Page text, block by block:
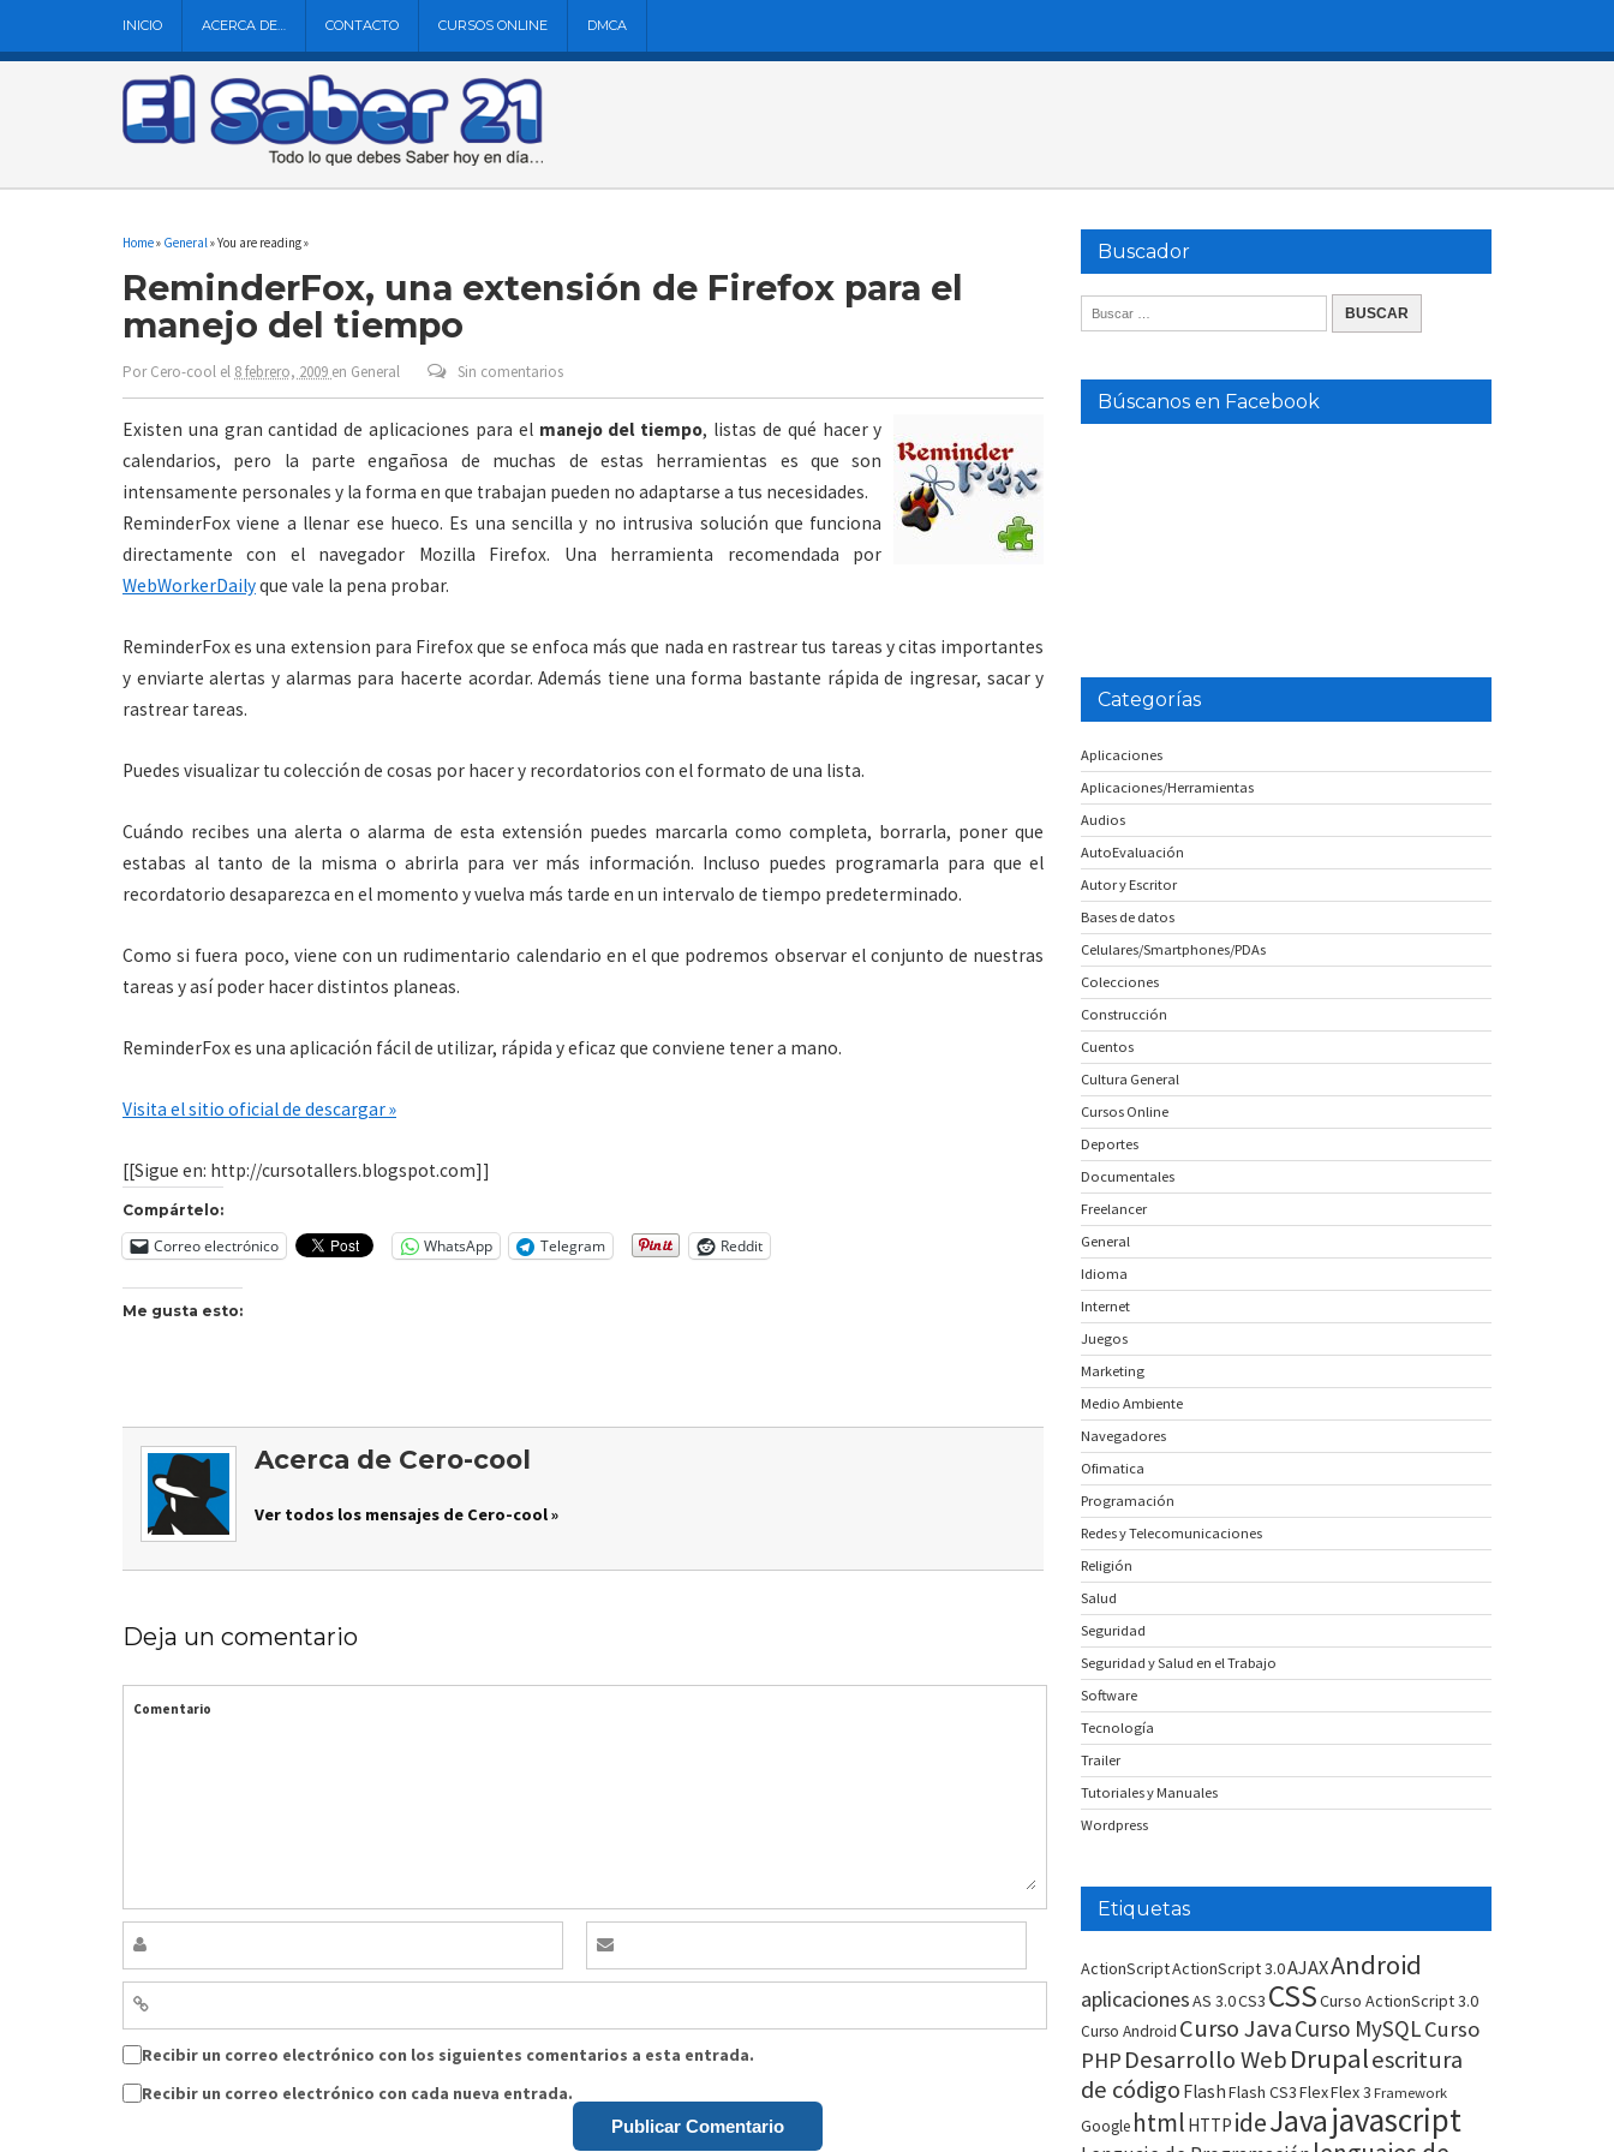
INICIO ACERCA DE… CONTACTO CURSOS ONLINE DMCA
Home» General» You are reading »
ReminderFox, una extensión de Firefox para el
manejo del tiempo
PorCero-cool el 8 febrero, 2009 en General Sin comentarios
Existen una gran cantidad de aplicaciones para el manejo del tiempo, listas de qué hacer y
calendarios, pero la parte engañosa de muchas de estas herramientas es que son
intensamente personales y la forma en que trabajan pueden no adaptarse a tus necesidades.
ReminderFox viene a llenar ese hueco. Es una sencilla y no intrusiva solución que funciona
directamente con el navegador Mozilla Firefox. Una herramienta recomendada por
WebWorkerDailyque vale la pena probar.
ReminderFox es una extension para Firefox que se enfoca más que nada en rastrear tus tareas y citas importantes
y enviarte alertas y alarmas para hacerte acordar. Además tiene una forma bastante rápida de ingresar, sacar y
rastrear tareas.
Puedes visualizar tu colección de cosas por hacer y recordatorios con el formato de una lista.
Cuándo recibes una alerta o alarma de esta extensión puedes marcarla como completa, borrarla, poner que
estabas al tanto de la misma o abrirla para ver más información. Incluso puedes programarla para que el
recordatorio desaparezca en el momento y vuelva más tarde en un intervalo de tiempo predeterminado.
Como si fuera poco, viene con un rudimentario calendario en el que podremos observar el conjunto de nuestras
tareas y así poder hacer distintos planeas.
ReminderFox es una aplicación fácil de utilizar, rápida y eficaz que conviene tener a mano.
Visita el sitio oficial de descargar »
[[Sigue en: http://cursotallers.blogspot.com]]
Compártelo:
Correo electrónico WhatsApp Telegram Reddit
Me gusta esto:
Acerca de Cero-cool
Ver todos los mensajes de Cero-cool »
Deja un comentario
Comentario
Recibir un correo electrónico con los siguientes comentarios a esta entrada.
Recibir un correo electrónico con cada nueva entrada.
Buscador
Búscanos en Facebook
Categorías
Aplicaciones
Aplicaciones/Herramientas
Audios
AutoEvaluación
Autor y Escritor
Bases de datos
Celulares/Smartphones/PDAs
Colecciones
Construcción
Cuentos
Cultura General
Cursos Online
Deportes
Documentales
Freelancer
General
Idioma
Internet
Juegos
Marketing
Medio Ambiente
Navegadores
Ofimatica
Programación
Redes y Telecomunicaciones
Religión
Salud
Seguridad
Seguridad y Salud en el Trabajo
Software
Tecnología
Trailer
Tutoriales y Manuales
Wordpress
Etiquetas
ActionScriptActionScript 3.0AJAXAndroid
aplicacionesAS 3.0CS3 CSSCurso ActionScript 3.0
Curso Android Curso JavaCurso MySQLCurso
PHP Desarrollo WebDrupalescritura
de código FlashFlash CS3FlexFlex 3 Framework
Google html HTTP ideJavajavascript